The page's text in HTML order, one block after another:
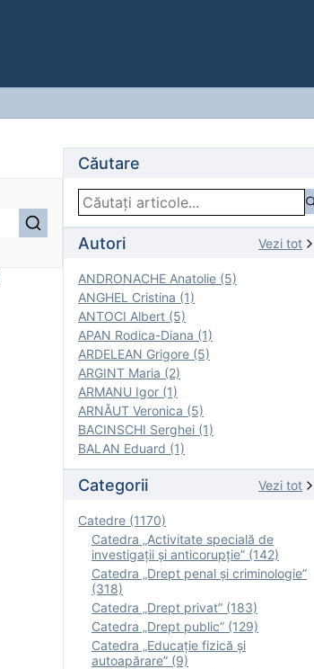
Căutare
Autori Vezi tot
ANDRONACHE Anatolie (5)
ANGHEL Cristina (1)
ANTOCI Albert (5)
APAN Rodica-Diana (1)
ARDELEAN Grigore (5)
ARGINT Maria (2)
ARMANU Igor (1)
ARNĂUT Veronica (5)
BACINSCHI Serghei (1)
BALAN Eduard (1)
Categorii Vezi tot
Catedre (1170)
Catedra „Activitate specială de
investigaţii şi anticorupție” (142)
Catedra „Drept penal și criminologie”
(318)
Catedra „Drept privat” (183)
Catedra „Drept public” (129)
Catedra „Educație fizică şi
autoapărare” (9)